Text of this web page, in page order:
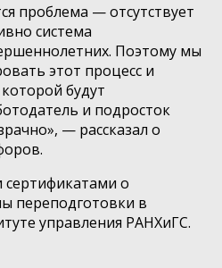
проблема — отсутствует
система
Поэтому мы
этот процесс и
будут
и подросток
— рассказал о
сертификатами о
переподготовки в
управления РАНХиГС.